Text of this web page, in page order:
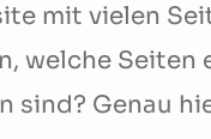
mit vielen
welche Seiten
sind? Genau